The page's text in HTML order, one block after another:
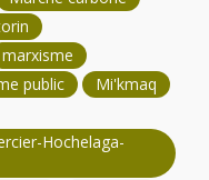
marxisme
public
Mi'kmaq
Hochelaga-